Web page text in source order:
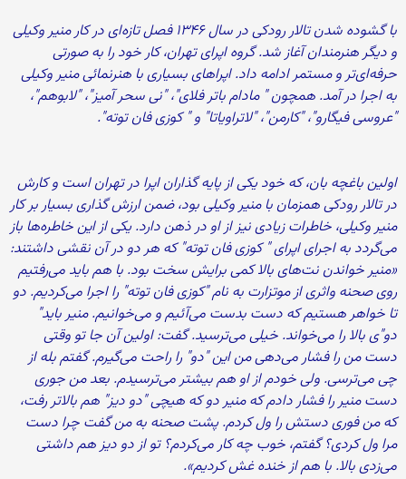
با گشوده شدن تالار رودکی در سال ۱۳۴۶ فصل تازه‌ای در کار منیر وکیلی
و دیگر هنرمندان آغاز شد. گروه اپرای تهران، کار خود را به صورتی
حرفه‌ای‌تر و مستمر ادامه داد. اپراهای بسیاری با هنرنمائی منیر وکیلی
به اجرا در آمد. همچون " مادام باتر فلای"، "نی سحر آمیز"، "لابوهم"،
"عروسی فیگارو"، "کارمن"، "لاتراویاتا" و " کوزی فان توته".
اولین باغچه بان، که خود یکی از پایه گذاران اپرا در تهران است و کارش
در تالار رودکی همزمان با منیر وکیلی بود، ضمن ارزش گذاری بسیار بر کار
منیر وکیلی، خاطرات زیادی نیز از او در ذهن دارد. یکی از این خاطره‌ها باز
می‌گردد به اجرای اپرای " کوزی فان توته" که هر دو در آن نقشی داشتند:
«منیر خواندن نت‌‌های بالا کمی برایش سخت بود. با هم باید می‌رفتیم
روی صحنه واثری از موتزارت به نام "کوزی فان توته" را اجرا می‌کردیم. دو
تا خواهر هستیم که دست بدست می‌آئیم و می‌خوانیم. منیر باید"
دو"‌ی بالا را می‌خواند. خیلی می‌ترسید. ‌گفت: اولین آن جا تو وقتی
دست من را فشار می‌دهی من این "دو" را راحت می‌گیرم. گفتم بله از
چی می‌ترسی. ولی خودم از او هم بیشتر می‌ترسیدم. بعد من جوری
دست منیر را فشار دادم که منیر دو که هیچی "دو دیز" هم بالاتر رفت،
که من فوری دستش را ول کردم. پشت صحنه به من گفت چرا دست
مرا ول کردی؟ گفتم، خوب چه کار می‌کردم؟ تو از دو دیز هم داشتی
می‌زدی بالا. با هم از خنده غش کردیم».